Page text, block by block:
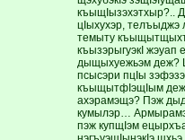
къыщIызэхэтхыр?..
цIыхухэр, телъыджэ
темыту
къызэрыгуэкI жэуап
дыщыхуежьэм деж?
псысэри пцIы
къыщытфIэщIым
ахэрамэщэ? Пэж
кумылэр…
пэж купщIэм